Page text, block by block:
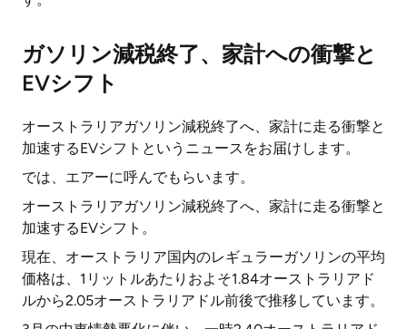
ガソリン減税終了、家計への衝撃と
EVシフト
オーストラリアガソリン減税終了へ、家計に走る衝撃と
加速するEVシフトというニュースをお届けします。
では、エアーに呼んでもらいます。
オーストラリアガソリン減税終了へ、家計に走る衝撃と
加速するEVシフト。
現在、オーストラリア国内のレギュラーガソリンの平均
価格は、1リットルあたりおよそ1.84オーストラリアド
ルから2.05オーストラリアドル前後で推移しています。